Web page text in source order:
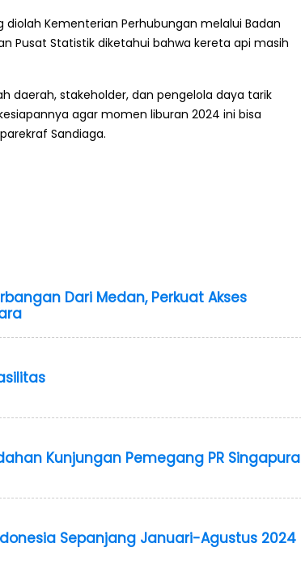
Kementerian Perhubungan melalui Badan
Pusat Statistik diketahui bahwa kereta api masih
daerah, stakeholder, dan pengelola daya tarik
agar momen liburan 2024 ini bisa
Sandiaga.
Dari Medan, Perkuat Akses
Kunjungan Pemegang PR Singapura
Sepanjang Januari-Agustus 2024